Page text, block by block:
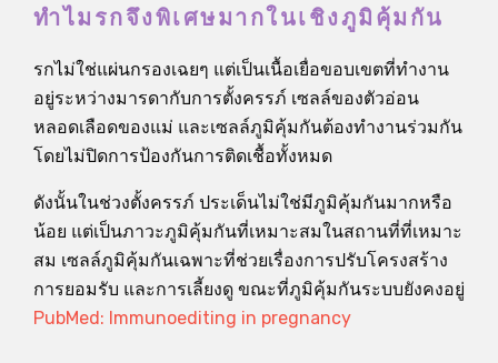
ทำไมรกจึงพิเศษมากในเชิงภูมิคุ้มกัน
รกไม่ใช่แผ่นกรองเฉยๆ แต่เป็นเนื้อเยื่อขอบเขตที่ทำงาน
อยู่ระหว่างมารดากับการตั้งครรภ์ เซลล์ของตัวอ่อน
หลอดเลือดของแม่ และเซลล์ภูมิคุ้มกันต้องทำงานร่วมกัน
โดยไม่ปิดการป้องกันการติดเชื้อทั้งหมด
ดังนั้นในช่วงตั้งครรภ์ ประเด็นไม่ใช่มีภูมิคุ้มกันมากหรือ
น้อย แต่เป็นภาวะภูมิคุ้มกันที่เหมาะสมในสถานที่ที่เหมาะ
สม เซลล์ภูมิคุ้มกันเฉพาะที่ช่วยเรื่องการปรับโครงสร้าง
การยอมรับ และการเลี้ยงดู ขณะที่ภูมิคุ้มกันระบบยังคงอยู่
PubMed: Immunoediting in pregnancy